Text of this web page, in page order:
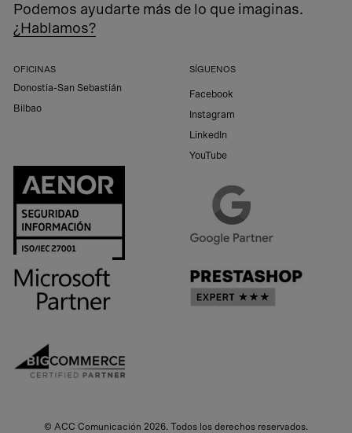
Podemos ayudarte más de lo que imaginas.
¿Hablamos?
OFICINAS
Donostia-San Sebastián
Bilbao
SÍGUENOS
Facebook
Instagram
LinkedIn
YouTube
© ACC Comunicación 2026. Todos los derechos reservados.